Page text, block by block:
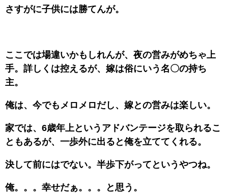
さすがに子供には勝てんが。
ここでは場違いかもしれんが、夜の営みがめちゃ上
手。詳しくは控えるが、嫁は俗にいう名〇の持ち
主。
俺は、今でもメロメロだし、嫁との営みは楽しい。
家では、6歳年上というアドバンテージを取られるこ
ともあるが、一歩外に出ると俺を立ててくれる。
決して前にはでない。半歩下がってというやつね。
俺。。。幸せだぁ。。。と思う。